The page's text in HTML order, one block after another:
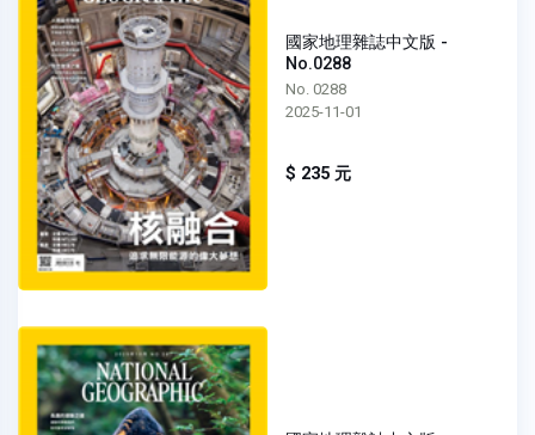
國家地理雜誌中文版 -
No.0288
No. 0288
2025-11-01
$ 235 元